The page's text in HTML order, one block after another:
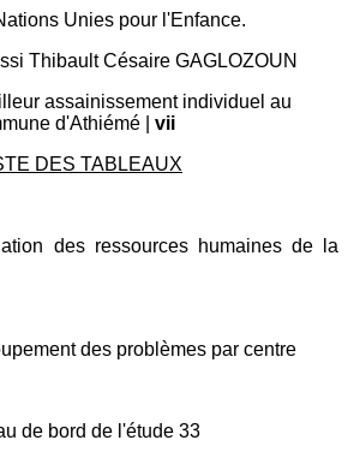
Unies pour l'Enfance.
Thibault Césaire GAGLOZOUN
assainissement individuel au
d'Athiémé | vii
DES TABLEAUX
des ressources humaines de la
des problèmes par centre
de bord de l'étude 33